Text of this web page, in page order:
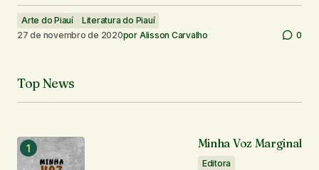
Arte do Piauí
Literatura do Piauí
27 de novembro de 2020por Alisson Carvalho 0
Top News
Minha Voz Marginal
Editora